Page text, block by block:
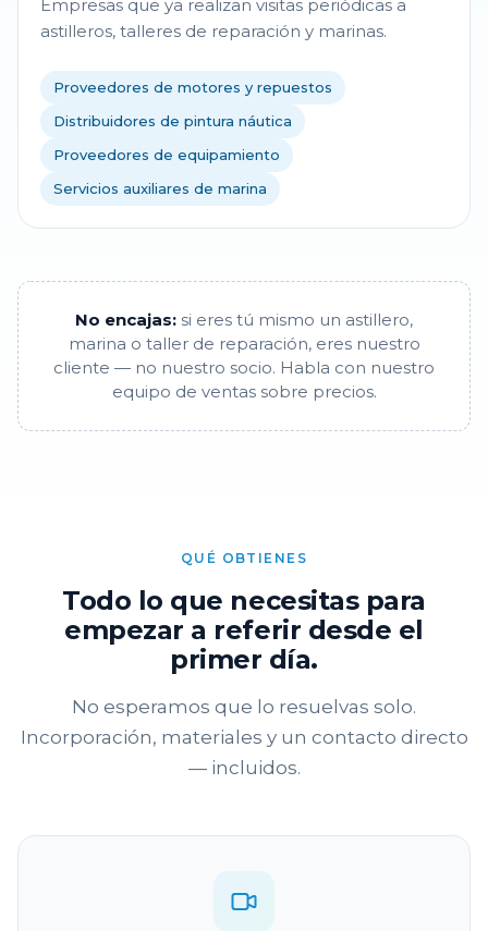
Empresas que ya realizan visitas periódicas a
astilleros, talleres de reparación y marinas.
Proveedores de motores y repuestos
Distribuidores de pintura náutica
Proveedores de equipamiento
Servicios auxiliares de marina
No encajas: si eres tú mismo un astillero,
marina o taller de reparación, eres nuestro
cliente — no nuestro socio. Habla con nuestro
equipo de ventas sobre precios.
QUÉ OBTIENES
Todo lo que necesitas para
empezar a referir desde el
primer día.
No esperamos que lo resuelvas solo.
Incorporación, materiales y un contacto directo
— incluidos.